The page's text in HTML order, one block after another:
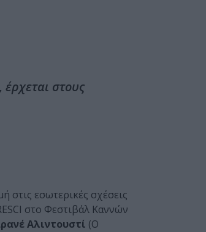
στους
στις εσωτερικές σχέσεις
στο Φεστιβάλ Καννών
Αλιντουστί (Ο